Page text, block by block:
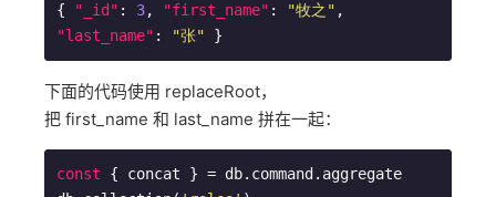
{
"_id" : 3, "first_name" : "牧之"
"last_name" : "张"
下面的代码使用 replaceRoot，
把 first_name 和 last_name 拼在一起：
const { concat } = db.command.aggregate